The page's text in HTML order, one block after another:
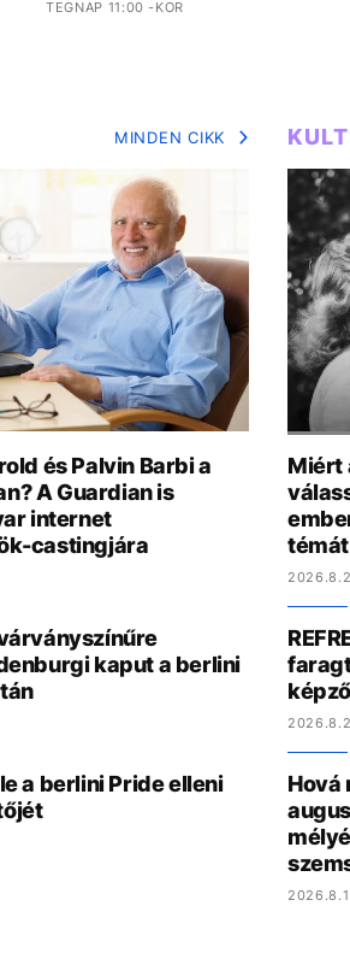
TEGNAP 11:00 -KOR
MINDEN CIKK
és Palvin Barbi a
A Guardian is
internet
castingjára
kaput a berlini
a berlini Pride elleni
Miért
témát
Hová